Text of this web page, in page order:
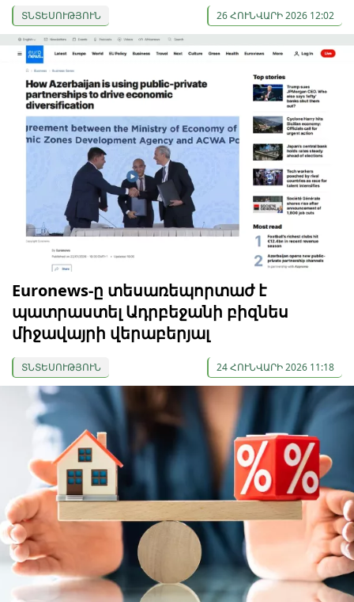
ՏՆՏԵՍՈՒԹՅՈՒՆ 26 ՀՈՒՆՎԱՐԻ 2026 12:02
Euronews-ը տեսառեպորտաժ է
պատրաստել Ադրբեջանի բիզնես
միջավայրի վերաբերյալ
ՏՆՏԵՍՈՒԹՅՈՒՆ 24 ՀՈՒՆՎԱՐԻ 2026 11:18